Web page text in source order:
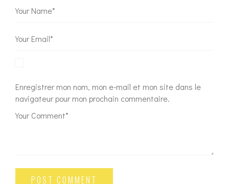
Enregistrer mon nom, mon e-mail et mon site dans le
navigateur pour mon prochain commentaire.
POST COMMENT